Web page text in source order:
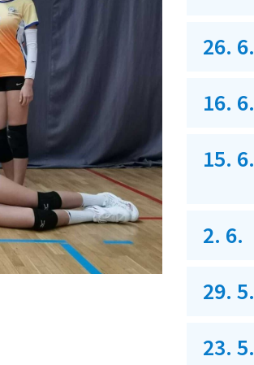
26. 6.
16. 6.
15. 6.
2. 6.
29. 5.
23. 5.